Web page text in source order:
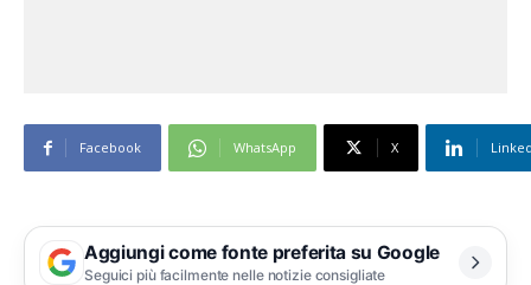
Facebook WhatsApp X
Aggiungi come fonte preferita su Google
Seguici più facilmente nelle notizie consigliate